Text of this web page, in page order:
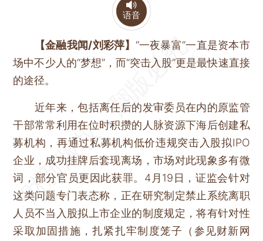
语音
【金融我闻/刘彩萍】 “一夜暴富”一直是资本市
场中不少人的“梦想”，而“突击入股”更是最快速直接
的途径。
近年来，包括离任后的发审委员在内的原监管
干部常常利用在位时积攒的人脉资源下海后创建私
募机构，再通过私募机构低价违规突击入股拟IPO
企业，成功挂牌后套现离场，市场对此现象多有微
词，部分官员更因此获罪。4月19日，证监会针对
这类问题专门表态称，正在研究制定禁止系统离职
人员不当入股拟上市企业的制度规定，将有针对性
采取加固措施，扎紧扎牢制度笼子（参见财新网